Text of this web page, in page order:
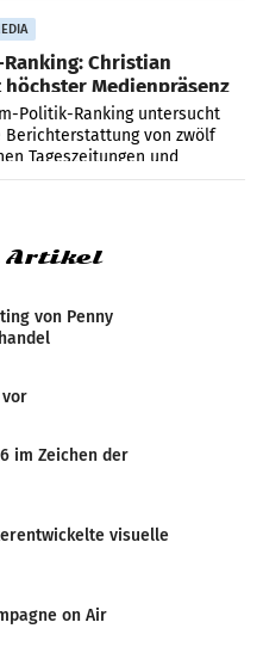
Ranking: Christian
Medienpräsenz
Politik-Ranking untersucht
von zwölf
Tageszeitungen und
Politikerinnen und
Artikel
von Penny
vor
im Zeichen der
visuelle
on Air